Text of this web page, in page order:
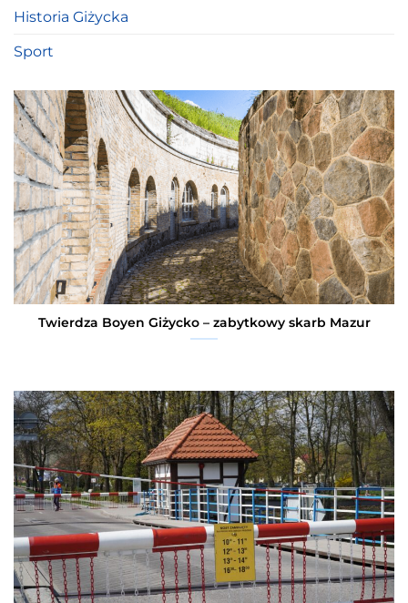
Historia Giżycka
Sport
Twierdza Boyen Giżycko – zabytkowy skarb Mazur